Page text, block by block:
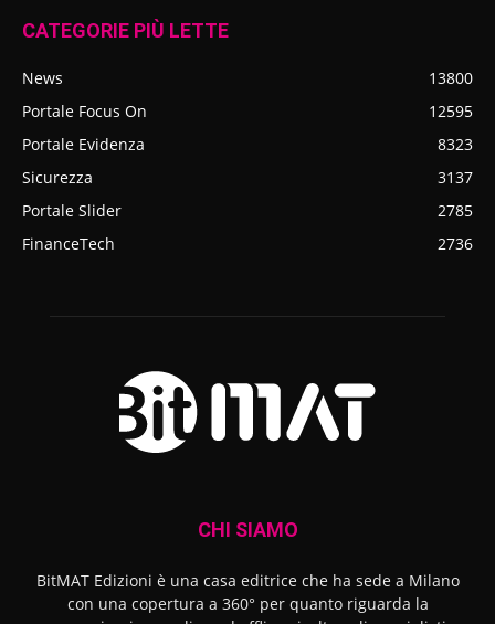
CATEGORIE PIÙ LETTE
News
13800
Portale Focus On
12595
Portale Evidenza
8323
Sicurezza
3137
Portale Slider
2785
FinanceTech
2736
CHI SIAMO
BitMAT Edizioni è una casa editrice che ha sede a Milano
con una copertura a 360° per quanto riguarda la